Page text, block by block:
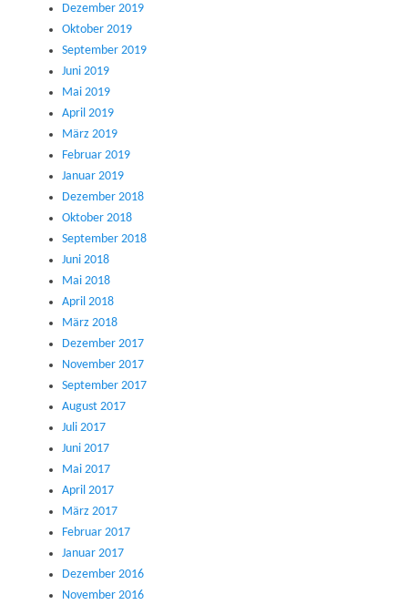
Dezember 2019
Oktober 2019
September 2019
Juni 2019
Mai 2019
April 2019
März 2019
Februar 2019
Januar 2019
Dezember 2018
Oktober 2018
September 2018
Juni 2018
Mai 2018
April 2018
März 2018
Dezember 2017
November 2017
September 2017
August 2017
Juli 2017
Juni 2017
Mai 2017
April 2017
März 2017
Februar 2017
Januar 2017
Dezember 2016
November 2016